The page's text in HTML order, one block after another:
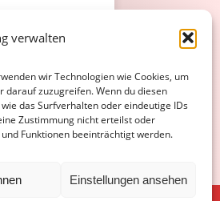
verwalten
wir Technologien wie Cookies, um
zuzugreifen. Wenn du diesen
das Surfverhalten oder eindeutige IDs
Zustimmung nicht erteilst oder
Funktionen beeinträchtigt werden.
Einstellungen ansehen